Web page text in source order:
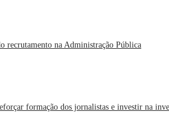
recrutamento na Administração Pública
formação dos jornalistas e investir na